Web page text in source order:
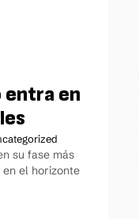
entra en
su fase más
el horizonte